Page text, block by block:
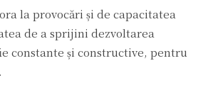
la provocări și de capacitatea
de a sprijini dezvoltarea
constante și constructive, pentru